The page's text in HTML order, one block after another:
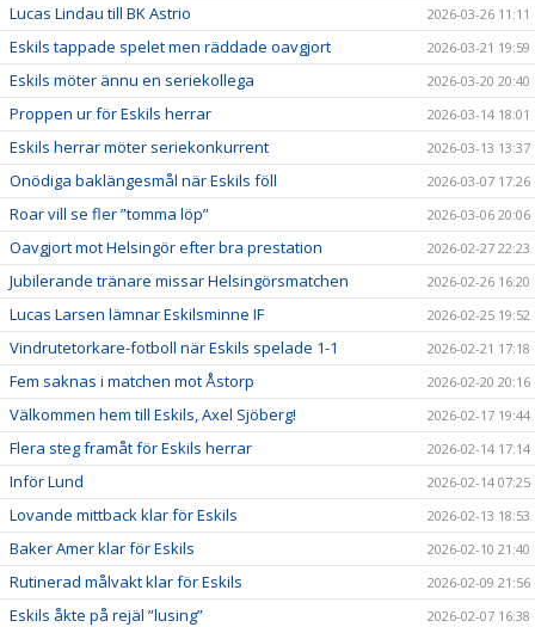
Lucas Lindau till BK Astrio 2026-03-26 11:11
Eskils tappade spelet men räddade oavgjort 2026-03-21 19:59
Eskils möter ännu en seriekollega 2026-03-20 20:40
Proppen ur för Eskils herrar 2026-03-14 18:01
Eskils herrar möter seriekonkurrent 2026-03-13 13:37
Onödiga baklängesmål när Eskils föll 2026-03-07 17:26
Roar vill se fler ”tomma löp” 2026-03-06 20:06
Oavgjort mot Helsingör efter bra prestation 2026-02-27 22:23
Jubilerande tränare missar Helsingörsmatchen 2026-02-26 16:20
Lucas Larsen lämnar Eskilsminne IF 2026-02-25 19:52
Vindrutetorkare-fotboll när Eskils spelade 1-1 2026-02-21 17:18
Fem saknas i matchen mot Åstorp 2026-02-20 20:16
Välkommen hem till Eskils, Axel Sjöberg! 2026-02-17 19:44
Flera steg framåt för Eskils herrar 2026-02-14 17:14
Inför Lund 2026-02-14 07:25
Lovande mittback klar för Eskils 2026-02-13 18:53
Baker Amer klar för Eskils 2026-02-10 21:40
Rutinerad målvakt klar för Eskils 2026-02-09 21:56
Eskils åkte på rejäl ”lusing” 2026-02-07 16:38